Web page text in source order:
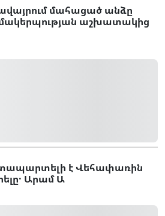
մահացած անձը
աշխատակից
է Վեհափառին
Արամ Ա